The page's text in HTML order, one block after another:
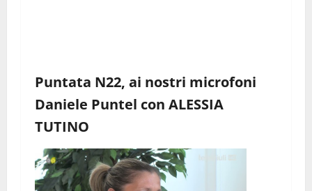
Puntata N22, ai nostri microfoni
Daniele Puntel con ALESSIA
TUTINO